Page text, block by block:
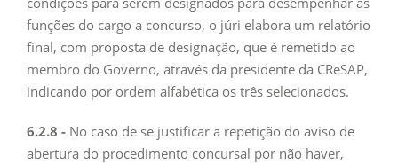
funções do cargo a concurso, o júri elabora um relatório
final, com proposta de designação, que é remetido ao
membro do Governo, através da presidente da CReSAP,
indicando por ordem alfabética os três selecionados.
6.2.8 - No caso de se justificar a repetição do aviso de
abertura do procedimento concursal por não haver,